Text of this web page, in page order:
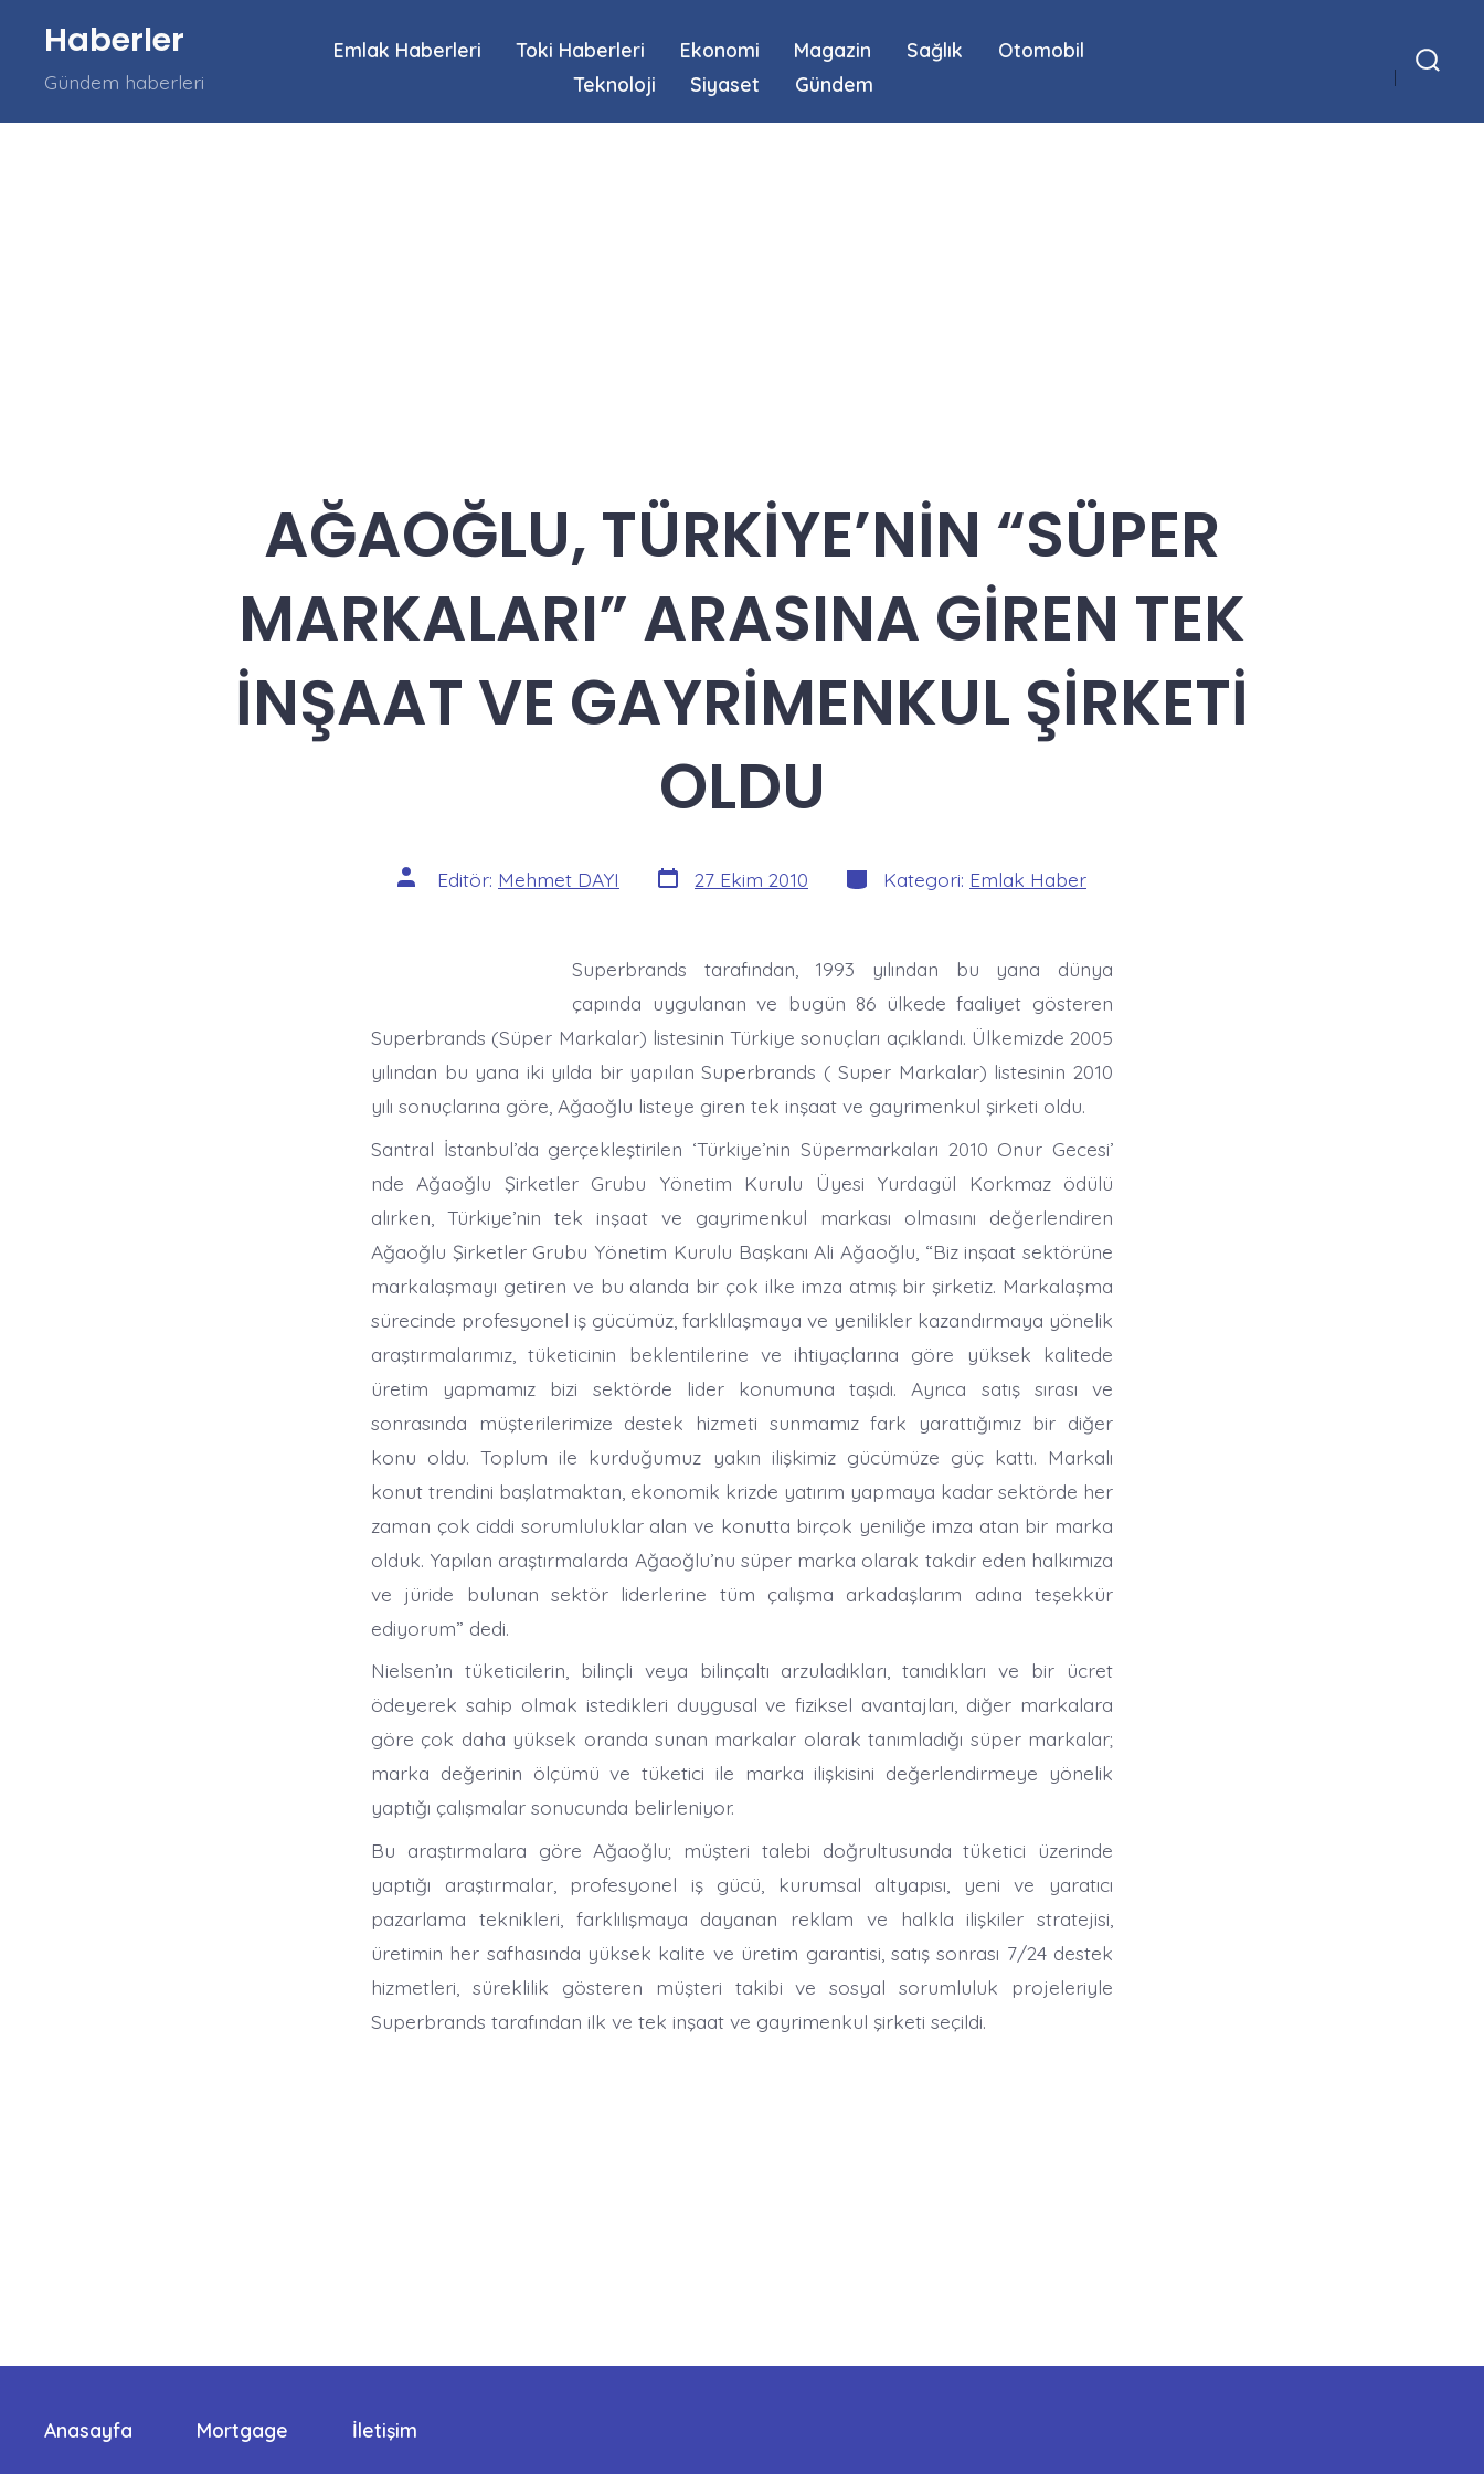
Arama
Göster/Gizle
Haberler
Gündem haberleri
Emlak Haberleri Toki Haberleri Ekonomi Magazin Sağlık
Otomobil
Teknoloji
Siyaset Gündem
AĞAOĞLU, TÜRKİYE’NİN “SÜPER
MARKALARI” ARASINA GİREN TEK
İNŞAAT VE GAYRİMENKUL ŞİRKETİ
OLDU
Yazının
yazarı
Editör: Mehmet DAYI Yazı
tarihi
27 Ekim 2010 Kategoriler
Kategori: Emlak Haber
Superbrands tarafından, 1993 yılından bu yana dünya
çapında uygulanan ve bugün 86 ülkede faaliyet gösteren
Superbrands (Süper Markalar) listesinin Türkiye sonuçları açıklandı. Ülkemizde 2005
yılından bu yana iki yılda bir yapılan Superbrands ( Super Markalar) listesinin 2010
yılı sonuçlarına göre, Ağaoğlu listeye giren tek inşaat ve gayrimenkul şirketi oldu.
Santral İstanbul’da gerçekleştirilen ‘Türkiye’nin Süpermarkaları 2010 Onur Gecesi’
nde Ağaoğlu Şirketler Grubu Yönetim Kurulu Üyesi Yurdagül Korkmaz ödülü
alırken, Türkiye’nin tek inşaat ve gayrimenkul markası olmasını değerlendiren
Ağaoğlu Şirketler Grubu Yönetim Kurulu Başkanı Ali Ağaoğlu, “Biz inşaat sektörüne
markalaşmayı getiren ve bu alanda bir çok ilke imza atmış bir şirketiz. Markalaşma
sürecinde profesyonel iş gücümüz, farklılaşmaya ve yenilikler kazandırmaya yönelik
araştırmalarımız, tüketicinin beklentilerine ve ihtiyaçlarına göre yüksek kalitede
üretim yapmamız bizi sektörde lider konumuna taşıdı. Ayrıca satış sırası ve
sonrasında müşterilerimize destek hizmeti sunmamız fark yarattığımız bir diğer
konu oldu. Toplum ile kurduğumuz yakın ilişkimiz gücümüze güç kattı. Markalı
konut trendini başlatmaktan, ekonomik krizde yatırım yapmaya kadar sektörde her
zaman çok ciddi sorumluluklar alan ve konutta birçok yeniliğe imza atan bir marka
olduk. Yapılan araştırmalarda Ağaoğlu’nu süper marka olarak takdir eden halkımıza
ve jüride bulunan sektör liderlerine tüm çalışma arkadaşlarım adına teşekkür
ediyorum” dedi.
Nielsen’ın tüketicilerin, bilinçli veya bilinçaltı arzuladıkları, tanıdıkları ve bir ücret
ödeyerek sahip olmak istedikleri duygusal ve fiziksel avantajları, diğer markalara
göre çok daha yüksek oranda sunan markalar olarak tanımladığı süper markalar;
marka değerinin ölçümü ve tüketici ile marka ilişkisini değerlendirmeye yönelik
yaptığı çalışmalar sonucunda belirleniyor.
Bu araştırmalara göre Ağaoğlu; müşteri talebi doğrultusunda tüketici üzerinde
yaptığı araştırmalar, profesyonel iş gücü, kurumsal altyapısı, yeni ve yaratıcı
pazarlama teknikleri, farklılışmaya dayanan reklam ve halkla ilişkiler stratejisi,
üretimin her safhasında yüksek kalite ve üretim garantisi, satış sonrası 7/24 destek
hizmetleri, süreklilik gösteren müşteri takibi ve sosyal sorumluluk projeleriyle
Superbrands tarafından ilk ve tek inşaat ve gayrimenkul şirketi seçildi.
Anasayfa Mortgage İletişim